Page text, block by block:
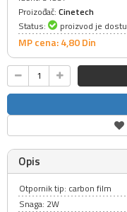
Proizođač: Cinetech
Status:
proizvod je
MP cena: 4,80Din
Opis
Otpornik tip: carbon film
Snaga: 2W